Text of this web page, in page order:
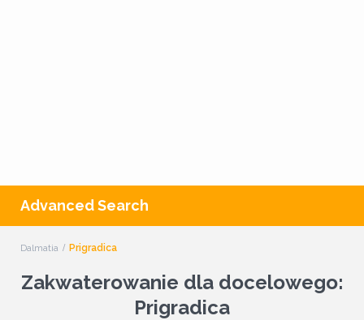
Advanced Search
Dalmatia Prigradica
Zakwaterowanie dla docelowego:
Prigradica